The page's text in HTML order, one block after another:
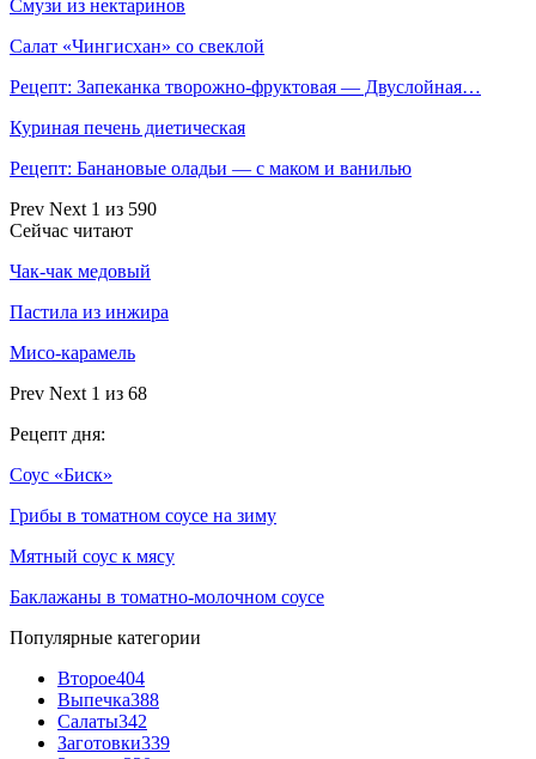
Смузи из нектаринов
Салат «Чингисхан» со свеклой
Рецепт: Запеканка творожно-фруктовая — Двуслойная…
Куриная печень диетическая
Рецепт: Банановые оладьи — с маком и ванилью
Prev Next 1 из 590
Сейчас читают
Чак-чак медовый
Пастила из инжира
Мисо-карамель
Prev Next 1 из 68
Рецепт дня:
Cоус «Биск»
Грибы в томатном соусе на зиму
Мятный соус к мясу
Баклажаны в томатно-молочном соусе
Популярные категории
Второе404
Выпечка388
Салаты342
Заготовки339